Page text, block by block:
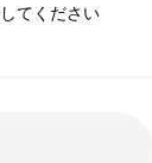
てください